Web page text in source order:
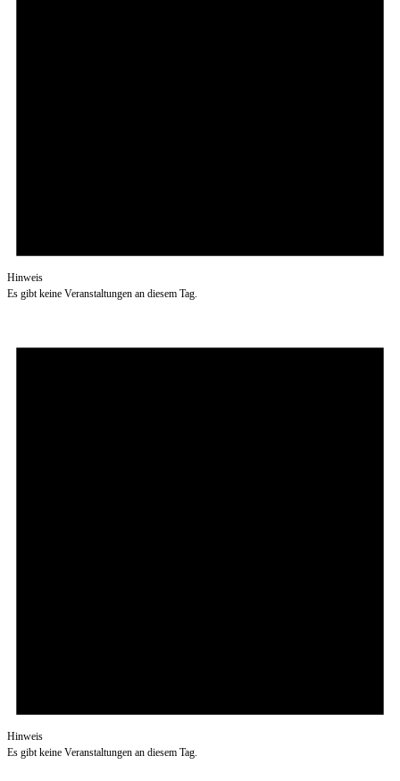
Hinweis
Es gibt keine Veranstaltungen an diesem Tag.
Hinweis
Es gibt keine Veranstaltungen an diesem Tag.